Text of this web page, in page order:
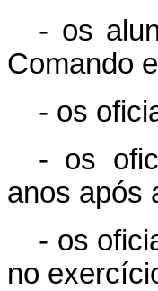
- os
Comando
- os
- os
anos após
- os
no